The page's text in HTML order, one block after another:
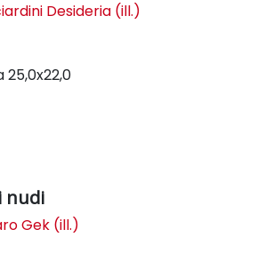
Desideria (ill.)
25,0x22,0
nudi
Gek (ill.)